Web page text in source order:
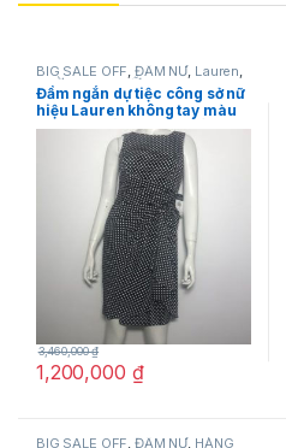
BIG SALE OFF,ĐẦM NỮ, Lauren,
THỜI TRANG NỮ
Đầm ngắn dự tiệc công sở nữ
hiệu Lauren không tay màu
đen họa tiết ô vuông trắng
size 4P chính hãng
1,200,000 ₫
3,460,000₫
BIG SALE OFF ,ĐẦM NỮ, HÀNG